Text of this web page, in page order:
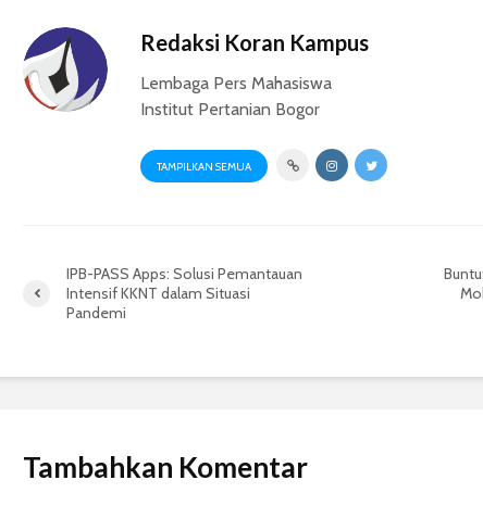
Redaksi Koran Kampus
Lembaga Pers Mahasiswa
Institut Pertanian Bogor
TAMPILKAN SEMUA
IPB-PASS Apps: Solusi Pemantauan
Intensif KKNT dalam Situasi
Pandemi
Tambahkan Komentar